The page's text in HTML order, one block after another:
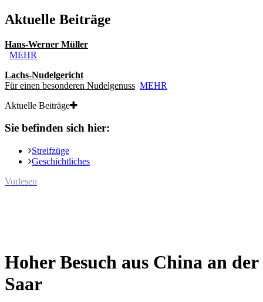
Aktuelle Beiträge
Hans-Werner Müller
MEHR
Lachs-Nudelgericht
Für einen besonderen Nudelgenuss MEHR
Aktuelle Beiträge
Sie befinden sich hier:
Streifzüge
Geschichtliches
Vorlesen
Hoher Besuch aus China an der
Saar